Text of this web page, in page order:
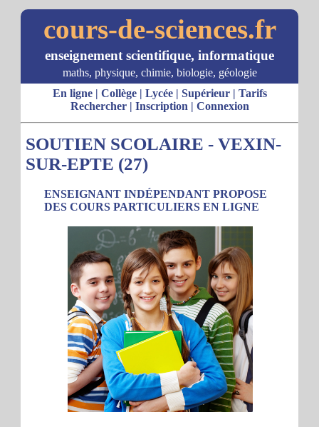
cours-de-sciences.fr
enseignement scientifique, informatique
maths, physique, chimie, biologie, géologie
En ligne| Collège| Lycée| Supérieur| Tarifs
Rechercher| Inscription | Connexion
SOUTIEN SCOLAIRE - VEXIN-
SUR-EPTE (27)
ENSEIGNANT INDÉPENDANT PROPOSE
DES COURS PARTICULIERS EN LIGNE